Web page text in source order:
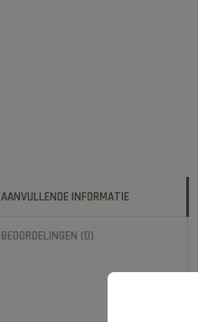
AANVULLENDE INFORMATIE
BEOORDELINGEN (0)